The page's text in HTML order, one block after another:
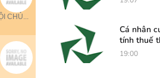
CHỦ...
Cá nhân
tính thuế
19:00